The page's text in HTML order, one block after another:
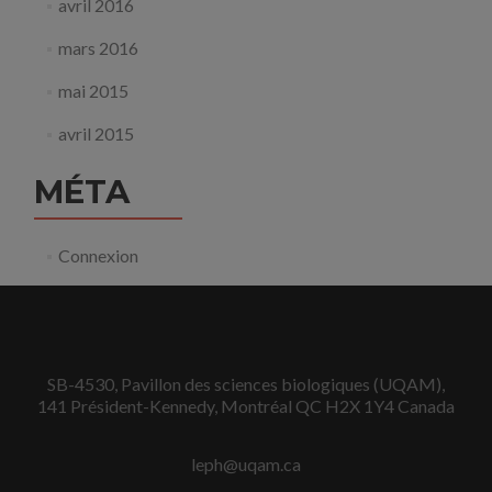
avril 2016
mars 2016
mai 2015
avril 2015
MÉTA
Connexion
SB-4530, Pavillon des sciences biologiques (UQAM),
141 Président-Kennedy, Montréal QC H2X 1Y4 Canada
leph@uqam.ca